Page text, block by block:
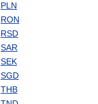
PLN
RON
RSD
SAR
SEK
SGD
THB